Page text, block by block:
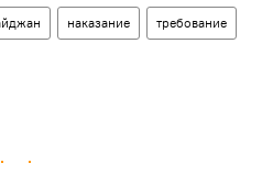
наказание требование